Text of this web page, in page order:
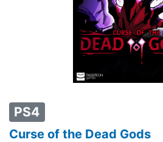
PS4
Curse of the Dead Gods